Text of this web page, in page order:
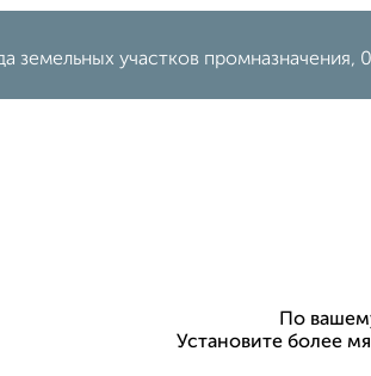
земельных участков
По
Установите более